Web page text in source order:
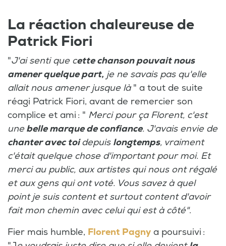
La réaction chaleureuse de
Patrick Fiori
"J'ai senti que cette chanson pouvait nous
amener quelque part, je ne savais pas qu'elle
allait nous amener jusque là" a tout de suite
réagi Patrick Fiori, avant de remercier son
complice et ami : " Merci pour ça Florent, c'est
unebelle marque de confiance. J'avais envie de
chanter avec toidepuis longtemps, vraiment
c'était quelque chose d'important pour moi. Et
merci au public, aux artistes qui nous ont régalé
et aux gens qui ont voté. Vous savez à quel
point je suis content et surtout content d'avoir
fait mon chemin avec celui qui est à côté".
Fier mais humble, Florent Pagny a poursuivi :